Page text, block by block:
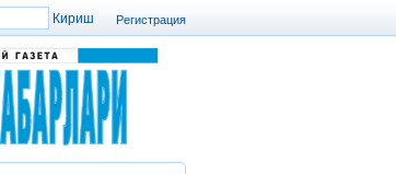
Регистрация